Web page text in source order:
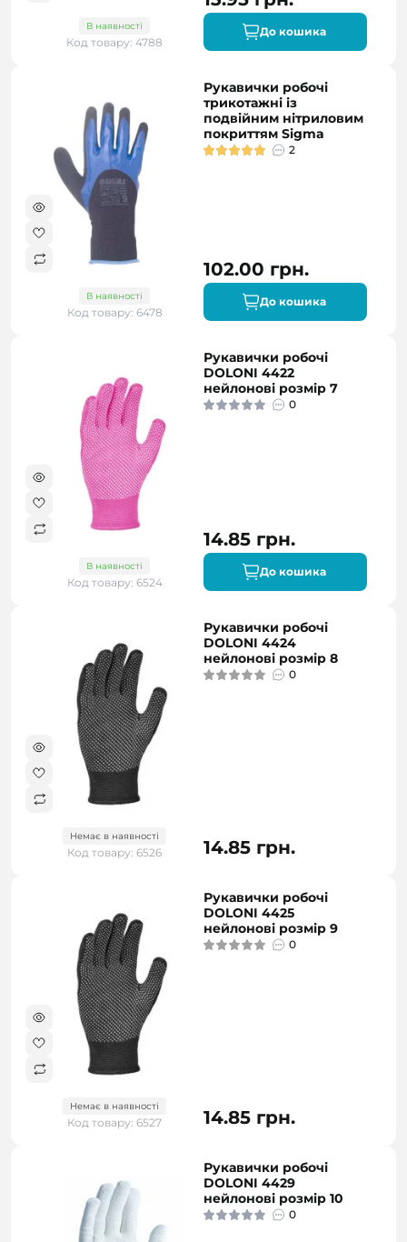
В наявності
Код товару: 4788
До кошика
В наявності
Код товару: 6478
Рукавички робочі
трикотажні із
подвійним нітриловим
покриттям Sigma
2
102.00 грн.
До кошика
В наявності
Код товару: 6524
Рукавички робочі
DOLONI 4422
нейлонові розмір 7
0
14.85 грн.
До кошика
Немає в наявності
Код товару: 6526
Рукавички робочі
DOLONI 4424
нейлонові розмір 8
0
14.85 грн.
Немає в наявності
Код товару: 6527
Рукавички робочі
DOLONI 4425
нейлонові розмір 9
0
14.85 грн.
Рукавички робочі
DOLONI 4429
нейлонові розмір 10
0